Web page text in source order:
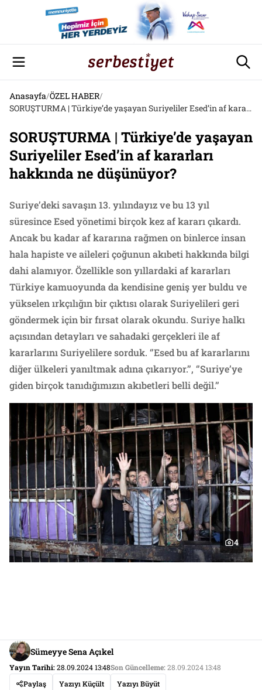
Anasayfa/ÖZEL HABER/
SORUŞTURMA | Türkiye’de yaşayan Suriyeliler Esed’in af kararları hakkında ne düşünüyor?
SORUŞTURMA | Türkiye’de yaşayan
Suriyeliler Esed’in af kararları
hakkında ne düşünüyor?
Suriye’deki savaşın 13. yılındayız ve bu 13 yıl
süresince Esed yönetimi birçok kez af kararı çıkardı.
Ancak bu kadar af kararına rağmen on binlerce insan
hala hapiste ve aileleri çoğunun akıbeti hakkında bilgi
dahi alamıyor. Özellikle son yıllardaki af kararları
Türkiye kamuoyunda da kendisine geniş yer buldu ve
yükselen ırkçılığın bir çıktısı olarak Suriyelileri geri
göndermek için bir fırsat olarak okundu. Suriye halkı
açısından detayları ve sahadaki gerçekleri ile af
kararlarını Suriyelilere sorduk. ‘’Esed bu af kararlarını
diğer ülkeleri yanıltmak adına çıkarıyor.’’, ‘’Suriye’ye
giden birçok tanıdığımızın akıbetleri belli değil.’’
4
Sümeyye Sena Açıkel
Yayın Tarihi:28.09.2024 13:48Son Güncelleme:28.09.2024 13:48
Paylaş
Yazıyı Küçült Yazıyı Büyüt